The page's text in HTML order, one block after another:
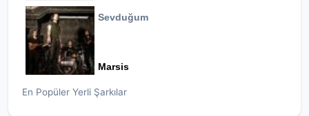
Sevduğum
Marsis
En Popüler Yerli Şarkılar